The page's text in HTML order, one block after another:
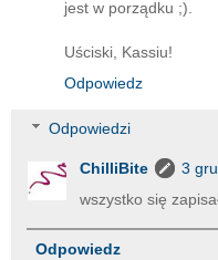
jest w porządku ;).
Uściski, Kassiu!
Odpowiedz
Odpowiedzi
ChilliBite
3
wszystko się
Odpowiedz